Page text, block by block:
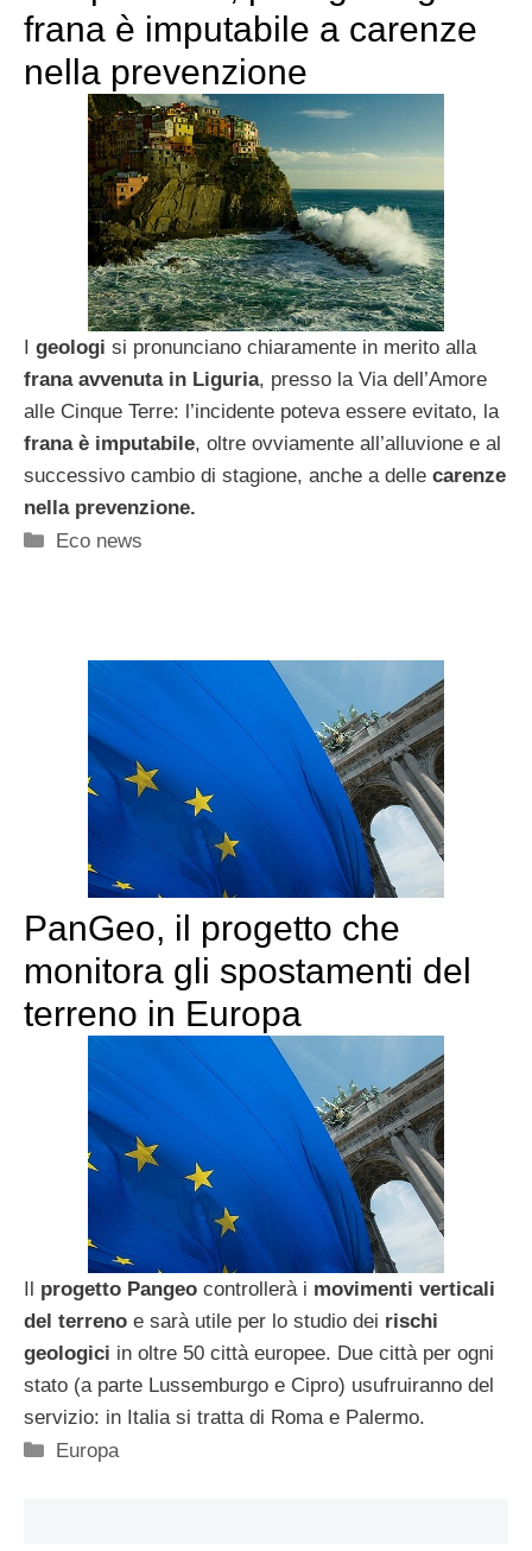
frana è imputabile a carenze
nella prevenzione
I geologi si pronunciano chiaramente in merito alla
frana avvenuta in Liguria, presso la Via dell’Amore
alle Cinque Terre: l’incidente poteva essere evitato, la
frana è imputabile, oltre ovviamente all’alluvione e al
successivo cambio di stagione, anche a delle carenze
nella prevenzione.
Categorie
Eco news
PanGeo, il progetto che
monitora gli spostamenti del
terreno in Europa
Il progetto Pangeo controllerà i movimenti verticali
del terreno e sarà utile per lo studio dei rischi
geologici in oltre 50 città europee. Due città per ogni
stato (a parte Lussemburgo e Cipro) usufruiranno del
servizio: in Italia si tratta di Roma e Palermo.
Categorie
Europa